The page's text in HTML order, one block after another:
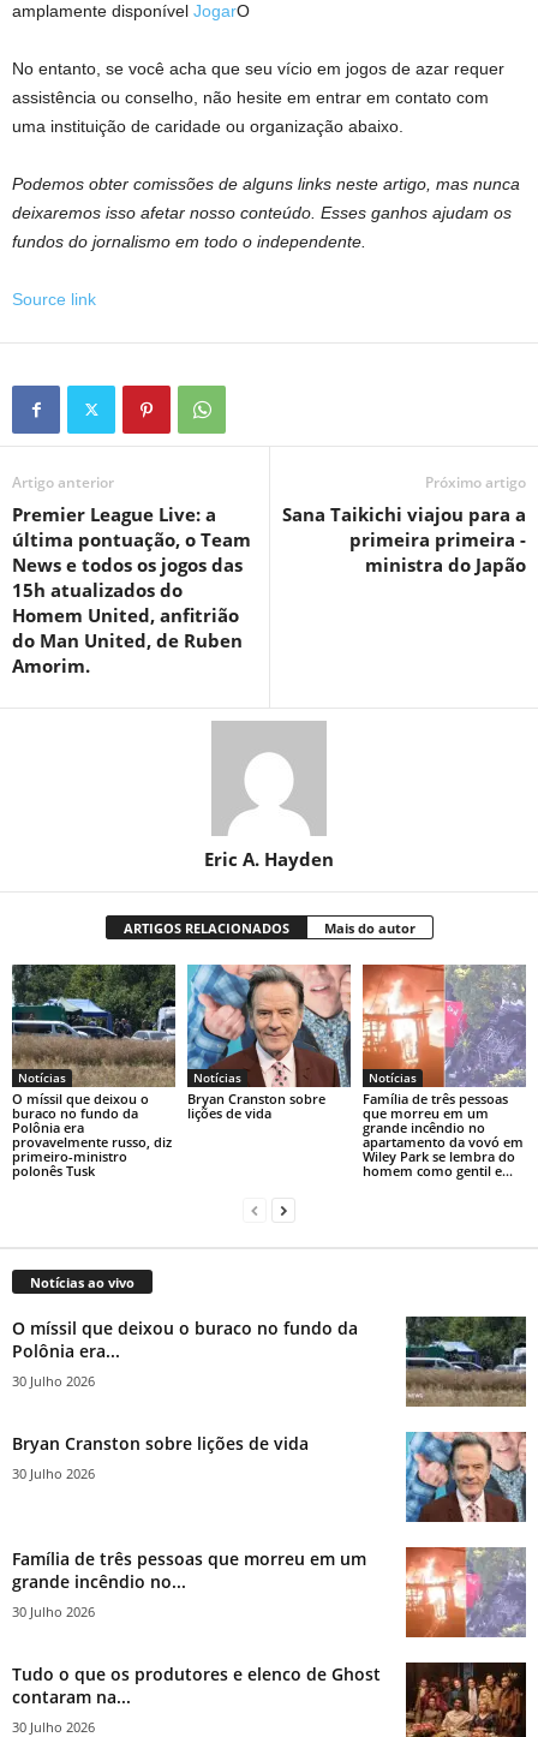
amplamente disponível JogarO
No entanto, se você acha que seu vício em jogos de azar requer
assistência ou conselho, não hesite em entrar em contato com
uma instituição de caridade ou organização abaixo.
Podemos obter comissões de alguns links neste artigo, mas nunca
deixaremos isso afetar nosso conteúdo. Esses ganhos ajudam os
fundos do jornalismo em todo o independente.
Source link
Artigo anterior
Premier League Live: a
última pontuação, o Team
News e todos os jogos das
15h atualizados do
Homem United, anfitrião
do Man United, de Ruben
Amorim.
Próximo artigo
Sana Taikichi viajou para a
primeira primeira -
ministra do Japão
Eric A. Hayden
ARTIGOS RELACIONADOS Mais do autor
Notícias
O míssil que deixou o
buraco no fundo da
Polônia era
provavelmente russo, diz
primeiro-ministro
polonês Tusk
Notícias
Bryan Cranston sobre
lições de vida
Notícias
Família de três pessoas
que morreu em um
grande incêndio no
apartamento da vovó em
Wiley Park se lembra do
homem como gentil e...
Notícias ao vivo
O míssil que deixou o buraco no fundo da
Polônia era...
30 Julho 2026
Bryan Cranston sobre lições de vida
30 Julho 2026
Família de três pessoas que morreu em um
grande incêndio no...
30 Julho 2026
Tudo o que os produtores e elenco de Ghost
contaram na...
30 Julho 2026